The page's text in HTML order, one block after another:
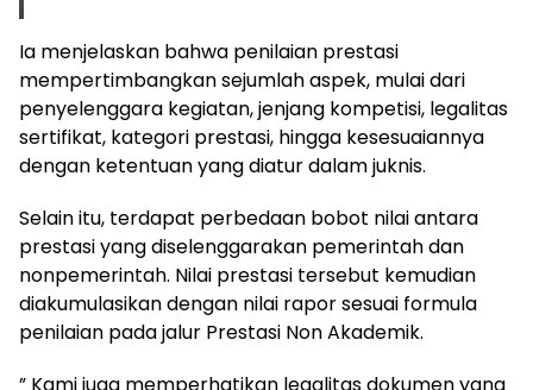
Ia menjelaskan bahwa penilaian prestasi
mempertimbangkan sejumlah aspek, mulai dari
penyelenggara kegiatan, jenjang kompetisi, legalitas
sertifikat, kategori prestasi, hingga kesesuaiannya
dengan ketentuan yang diatur dalam juknis.
Selain itu, terdapat perbedaan bobot nilai antara
prestasi yang diselenggarakan pemerintah dan
nonpemerintah. Nilai prestasi tersebut kemudian
diakumulasikan dengan nilai rapor sesuai formula
penilaian pada jalur Prestasi Non Akademik.